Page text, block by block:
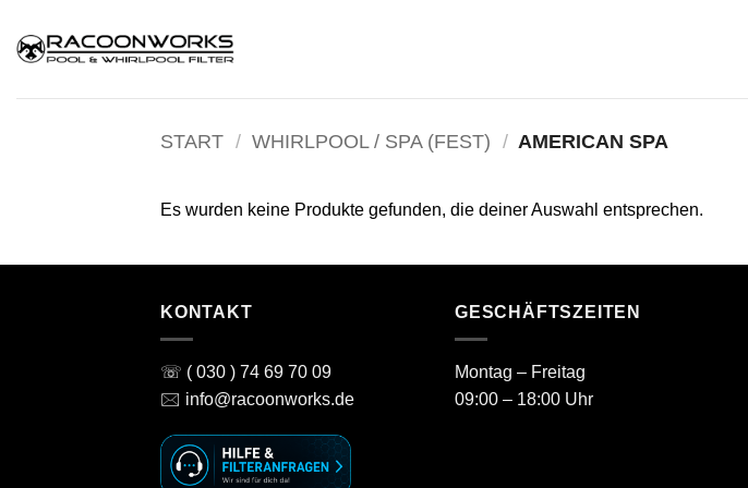
Inhalt
springen
START / WHIRLPOOL / SPA (FEST) / AMERICAN SPA
Es wurden keine Produkte gefunden, die deiner Auswahl entsprechen.
KONTAKT
☏ ( 030 ) 74 69 70 09
🖂 info@racoonworks.de
GESCHÄFTSZEITEN
Montag – Freitag
09:00 – 18:00 Uhr